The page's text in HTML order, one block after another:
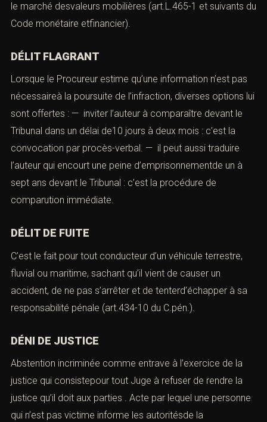
le marché desvaleurs mobilières (art.L.465-1 et suivants du
Code monétaire etfinancier).
DÉLIT FLAGRANT
Lorsque le Procureur estime qu’une information n’est pas
nécessaireà la poursuite de l’infraction, diverses options lui
sont offertes : — inviter l’auteur à comparaître devant le
Tribunal dans un délai de10 jours à deux mois : c’est la
convocation par procès-verbal. — il peut aussi traduire
l’auteur qui encourt une peine d’emprisonnementde un à
sept ans devant le Tribunal : c’est la procédure de
comparution immédiate.
DÉLIT DE FUITE
C’est le fait pour tout conducteur d’un véhicule terrestre,
fluvial ou maritime, sachant qu’il vient de causer un
accident, de ne pas s’arrêter et de tenterd’échapper à sa
responsabilité pénale (art.434-10 du C.pén.).
DÉNI DE JUSTICE
Abstention incriminée comme entrave à l’exercice de la
justice qui consistepour tout Juge à refuser de rendre la
justice qu’il doit aux parties . Acte par lequel une personne
qui n’est pas victime informe les autoritésde la